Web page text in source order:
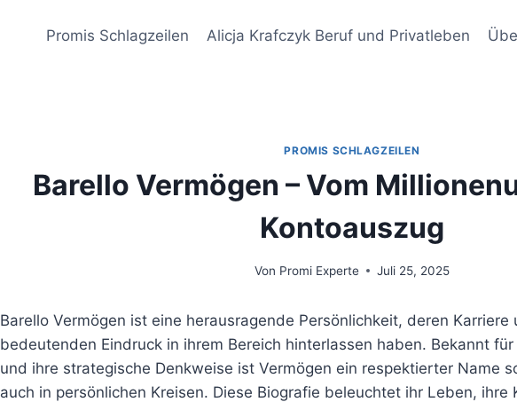
Promis Schlagzeilen Alicja Krafczyk Beruf und Privatleben
PROMIS SCHLAGZEILEN
Barello Vermögen – Vom
Kontoauszug
Von Promi Experte Juli 25, 2025
Barello Vermögen ist eine herausragende Persönlichkeit, deren Karriere
bedeutenden Eindruck in ihrem Bereich hinterlassen haben. Bekannt
und ihre strategische Denkweise ist Vermögen ein respektierter Name
auch in persönlichen Kreisen. Diese Biografie beleuchtet ihr Leben, ihre